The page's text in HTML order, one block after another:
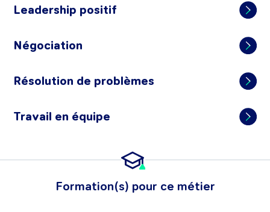
Leadership positif
Négociation
Résolution de problèmes
Travail en équipe
Formation(s) pour ce métier